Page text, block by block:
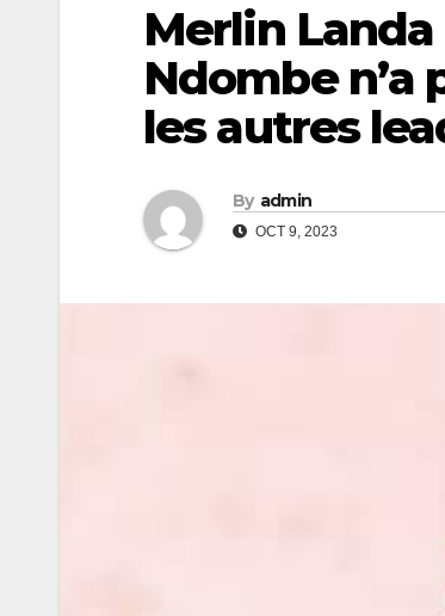
Merlin Landa
Ndombe n’a
les autres
By admin
OCT 9, 2023